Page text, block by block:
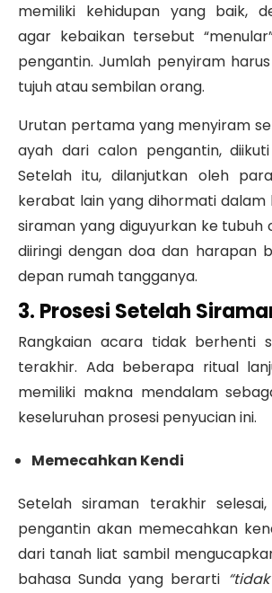
memiliki kehidupan yang baik,
agar kebaikan tersebut
pengantin. Jumlah penyiram
tujuh atau sembilan orang.
Urutan pertama yang menyiram
ayah dari calon pengantin,
Setelah itu, dilanjutkan oleh
kerabat lain yang dihormati dalam
siraman yang diguyurkan ke tubuh
diiringi dengan doa dan harapan
depan rumah tangganya.
3. Prosesi Setelah
Rangkaian acara tidak berhenti
terakhir. Ada beberapa ritual
memiliki makna mendalam
keseluruhan prosesi penyucian ini.
Memecahkan Kendi
Setelah siraman terakhir
pengantin akan memecahkan
dari tanah liat sambil
bahasa Sunda yang berarti